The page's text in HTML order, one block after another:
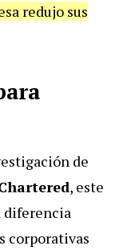
redujo sus
de
, este
diferencia
corporativas